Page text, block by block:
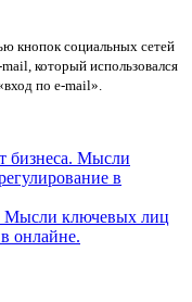
кнопок социальных сетей
который использовался
по e-mail».
Мысли ключевых лиц
онлайне.